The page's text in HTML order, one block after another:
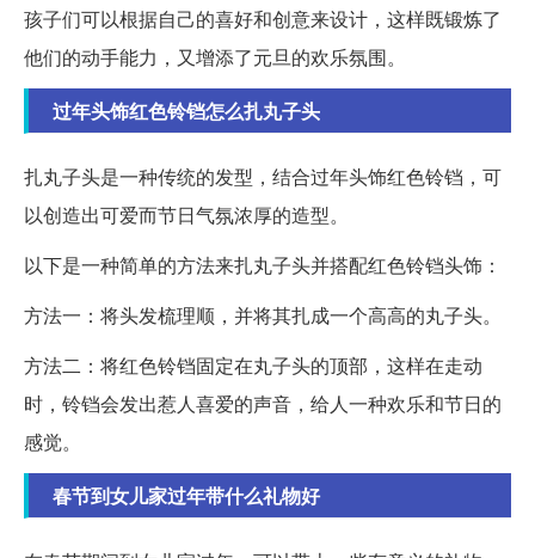
孩子们可以根据自己的喜好和创意来设计，这样既锻炼了
他们的动手能力，又增添了元旦的欢乐氛围。
过年头饰红色铃铛怎么扎丸子头
扎丸子头是一种传统的发型，结合过年头饰红色铃铛，可
以创造出可爱而节日气氛浓厚的造型。
以下是一种简单的方法来扎丸子头并搭配红色铃铛头饰：
方法一：将头发梳理顺，并将其扎成一个高高的丸子头。
方法二：将红色铃铛固定在丸子头的顶部，这样在走动
时，铃铛会发出惹人喜爱的声音，给人一种欢乐和节日的
感觉。
春节到女儿家过年带什么礼物好